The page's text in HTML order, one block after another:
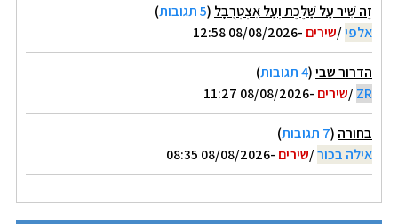
זֶה שִׁיר עַל שַׁלֶּכֶת וְעַל אִצְטְרֻבָּל (5 תגובות
)
אלפי/שירים -08/08/2026 12:58
הדרור שבי(4 תגובות
)
ZR
/שירים -08/08/2026 11:27
בחורה (7 תגובות
)
אילה בכור/שירים -08/08/2026 08:35